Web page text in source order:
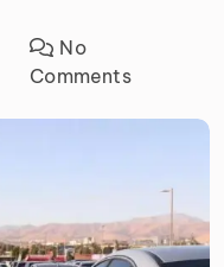
No
Comments